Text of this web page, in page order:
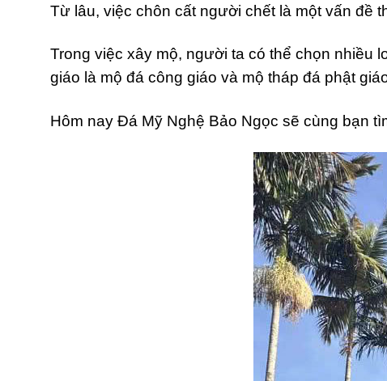
Từ lâu, việc chôn cất người chết là một vấn đề
Trong việc xây mộ, người ta có thể chọn nhiều
giáo là mộ đá công giáo và mộ tháp đá phật
Hôm nay Đá Mỹ Nghệ Bảo Ngọc sẽ cùng bạn